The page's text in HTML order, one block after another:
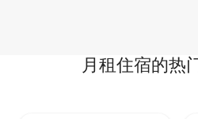
月租住宿的热